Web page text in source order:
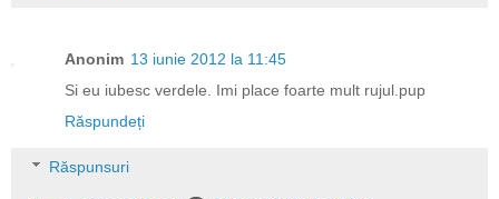
Anonim 13 iunie 2012 la 11:45
Si eu iubesc verdele. Imi place foarte mult rujul.pup
Răspundeți
Răspunsuri